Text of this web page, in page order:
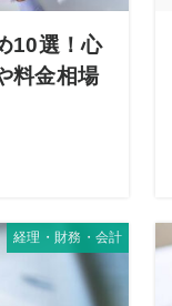
10選！心
料金相場
経理・財務・会計